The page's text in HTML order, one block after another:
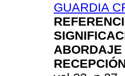
GUARDIA